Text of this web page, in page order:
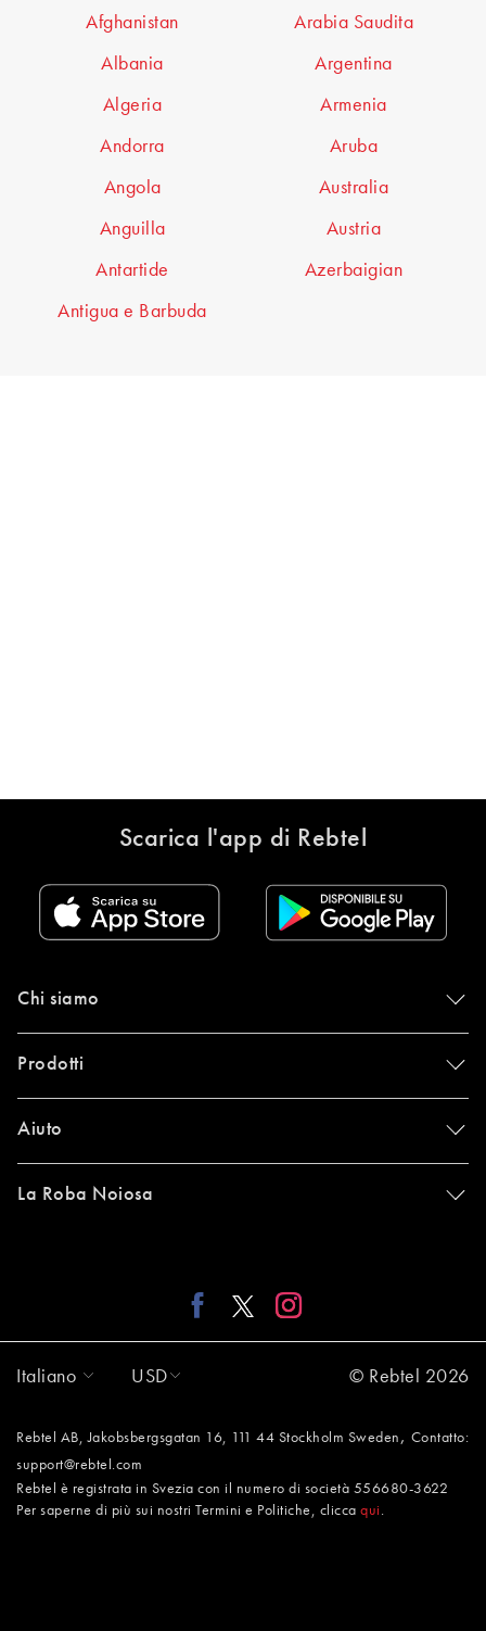
Afghanistan
Albania
Algeria
Andorra
Angola
Anguilla
Antartide
Antigua e Barbuda
Arabia Saudita
Argentina
Armenia
Aruba
Australia
Austria
Azerbaigian
Scarica l'app di Rebtel
Chi siamo
Prodotti
Aiuto
La Roba Noiosa
Italiano USD © Rebtel 2026
Rebtel AB, Jakobsbergsgatan 16, 111 44 Stockholm Sweden , Contatto:
support@rebtel.com
Rebtel è registrata in Svezia con il numero di società 556680-3622
Per saperne di più sui nostri Termini e Politiche, clicca qui .